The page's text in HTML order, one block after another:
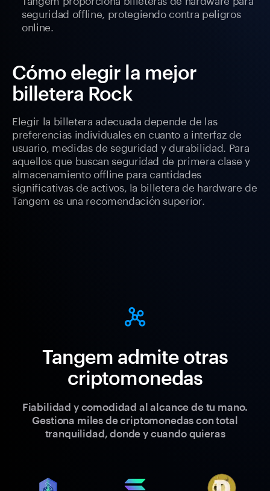
seguridad offline, protegiendo contra peligros
online.
Cómo elegir la mejor
billetera Rock
Elegir la billetera adecuada depende de las
preferencias individuales en cuanto a interfaz de
usuario, medidas de seguridad y durabilidad. Para
aquellos que buscan seguridad de primera clase y
almacenamiento offline para cantidades
significativas de activos, la billetera de hardware de
Tangem es una recomendación superior.
Tangem admite otras
criptomonedas
Fiabilidad y comodidad al alcance de tu mano.
Gestiona miles de criptomonedas con total
tranquilidad, donde y cuando quieras